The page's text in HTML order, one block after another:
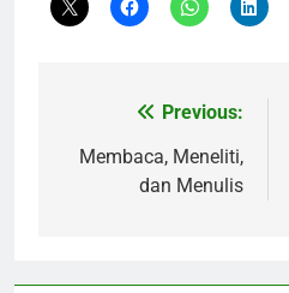
Navigasi
pos
Previous:
Membaca, Meneliti,
dan Menulis